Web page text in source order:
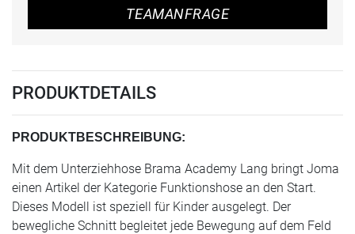
TEAMANFRAGE
PRODUKTDETAILS
PRODUKTBESCHREIBUNG:
Mit dem Unterziehhose Brama Academy Lang bringt Joma
einen Artikel der Kategorie Funktionshose an den Start.
Dieses Modell ist speziell für Kinder ausgelegt. Der
bewegliche Schnitt begleitet jede Bewegung auf dem Feld